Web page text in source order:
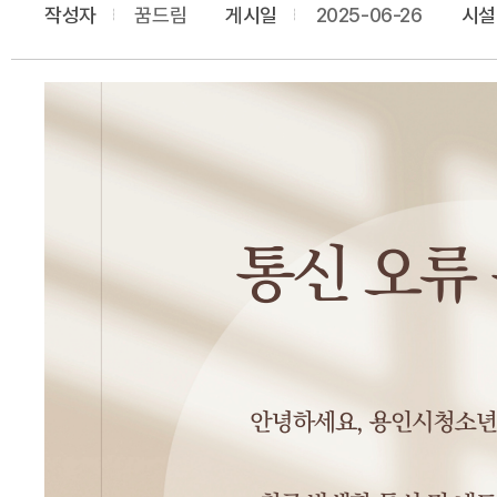
작성자 꿈드림 게시일 2025-06-26 시설